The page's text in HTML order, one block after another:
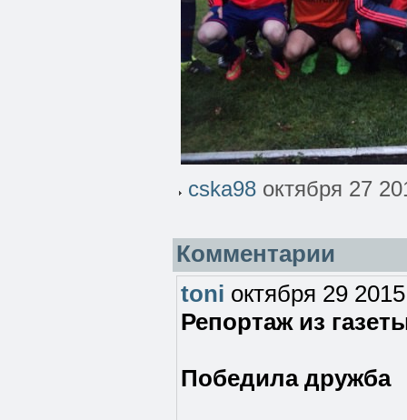
cska98октября 27
Комментарии
toni октября 29
Репортаж из
Победила дружба